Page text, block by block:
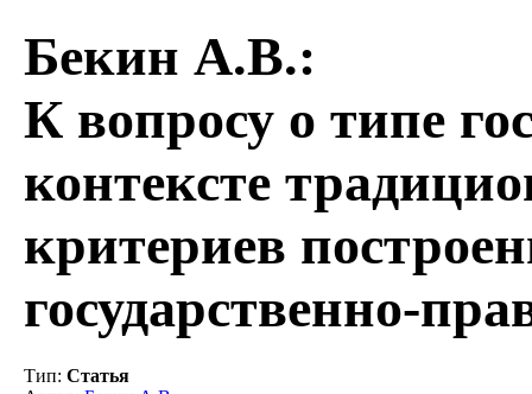
Бекин А.В.:
К вопросу о типе
контексте
критериев
государственно-
Тип: Статья